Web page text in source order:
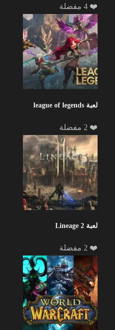
❤️ 4 مفضلة
لعبة league of legends
❤️ 2 مفضلة
لعبة Lineage 2
❤️ 2 مفضلة